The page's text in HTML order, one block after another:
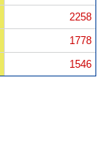
2258
1778
1546